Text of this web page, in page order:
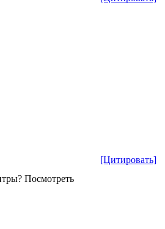
[Цитировать]
Посмотреть